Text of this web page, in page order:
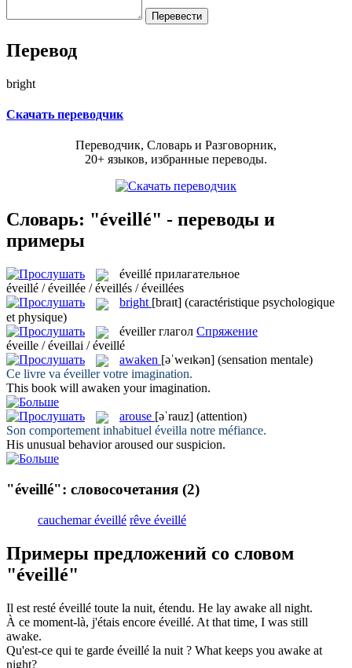
Перевод
bright
Скачать переводчик
Переводчик, Словарь и Разговорник,
20+ языков, избранные переводы.
Словарь: "éveillé" - переводы и
примеры
éveillé прилагательное
éveillé / éveillée / éveillés / éveillées
bright [braɪt] (caractéristique psychologique
et physique)
éveiller глагол Спряжение
éveille / éveillai / éveillé
awaken [əˈweɪkən] (sensation mentale)
Ce livre va éveillervotre imagination.
This book will awaken your imagination.
arouse [əˈrauz] (attention)
Son comportement inhabituel éveilla notre méfiance.
His unusual behavioraroused our suspicion.
"éveillé": словосочетания (2)
cauchemar éveillé rêve éveillé
Примеры предложений со словом
"éveillé"
Il est resté éveillé toute la nuit, étendu. He lay awake all night.
À ce moment-là, j'étais encore éveillé. At that time, I was still
awake.
Qu'est-ce qui te garde éveillé la nuit ? What keeps you awake at
night?